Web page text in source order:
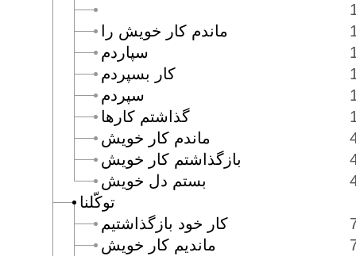
توكّلنا
ماندم كار خويش را
سپاردم
كار بسپردم
سپردم
گذاشتم كارها
ماندم كار خويش
بازگذاشتم كار خويش
بستم دل خويش
كار خود بازگذاشتيم
مانديم كار خويش